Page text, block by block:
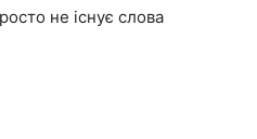
не існує слова